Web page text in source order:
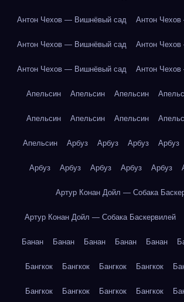
Антон Чехов — Вишнёвый сад Антон
Антон Чехов — Вишнёвый сад Антон
Антон Чехов — Вишнёвый сад Антон
Апельсин Апельсин Апельсин
Апельсин Апельсин Апельсин
Апельсин Арбуз Арбуз Арбуз Арбуз
Арбуз Арбуз Арбуз Арбуз Арбуз
Артур Конан Дойл — Собака
Артур Конан Дойл — Собака Баскервилей
Банан Банан Банан Банан Банан
Бангкок Бангкок Бангкок Бангкок
Бангкок Бангкок Бангкок Бангкок